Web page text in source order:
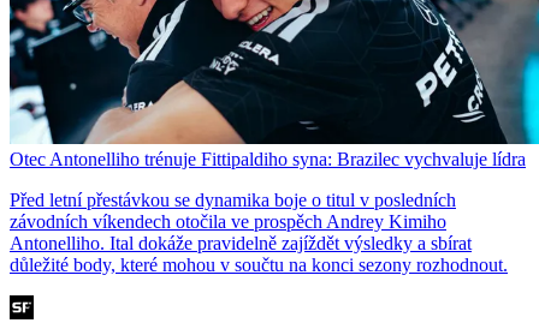
Otec Antonelliho trénuje Fittipaldiho syna: Brazilec vychvaluje lídra
Před letní přestávkou se dynamika boje o titul v posledních
závodních víkendech otočila ve prospěch Andrey Kimiho
Antonelliho. Ital dokáže pravidelně zajíždět výsledky a sbírat
důležité body, které mohou v součtu na konci sezony rozhodnout.